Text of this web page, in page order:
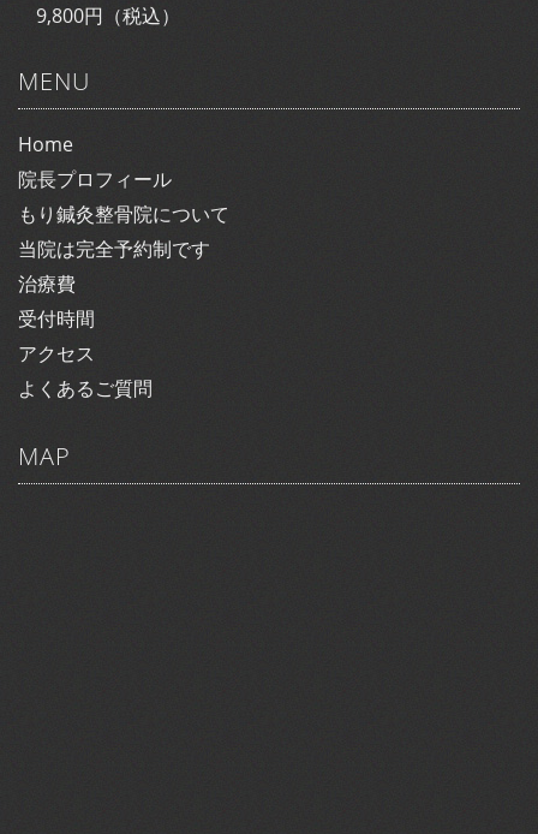
9,800円（税込）
MENU
Home
院長プロフィール
もり鍼灸整骨院について
当院は完全予約制です
治療費
受付時間
アクセス
よくあるご質問
MAP